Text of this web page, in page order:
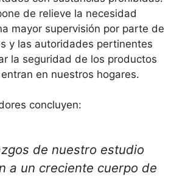
de relieve la necesidad
mayor supervisión por parte de
y las autoridades pertinentes
la seguridad de los productos
en nuestros hogares.
concluyen:
de nuestro estudio
a un creciente cuerpo de